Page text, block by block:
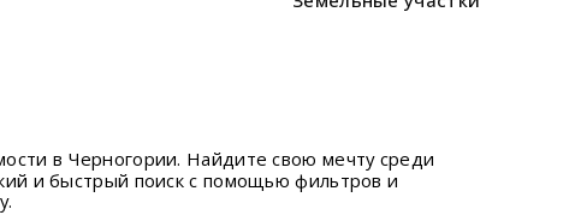
в Черногории. Найдите свою мечту среди
и быстрый поиск с помощью фильтров и